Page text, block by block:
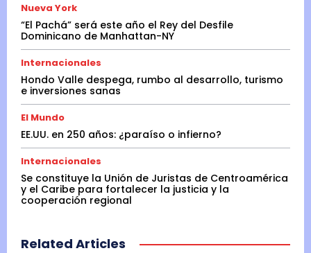
Nueva York
“El Pachá” será este año el Rey del Desfile
Dominicano de Manhattan-NY
Internacionales
Hondo Valle despega, rumbo al desarrollo, turismo
e inversiones sanas
El Mundo
EE.UU. en 250 años: ¿paraíso o infierno?
Internacionales
Se constituye la Unión de Juristas de Centroamérica
y el Caribe para fortalecer la justicia y la
cooperación regional
Related Articles